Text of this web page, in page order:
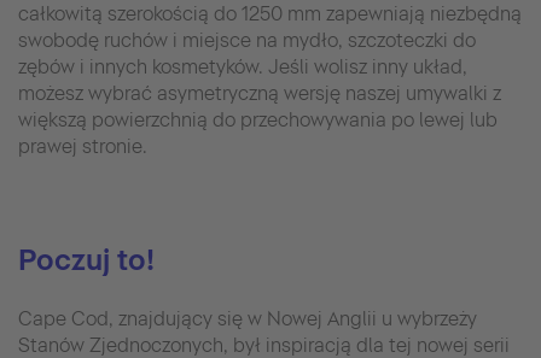
całkowitą szerokością do 1250 mm zapewniają niezbędną
swobodę ruchów i miejsce na mydło, szczoteczki do
zębów i innych kosmetyków. Jeśli wolisz inny układ,
możesz wybrać asymetryczną wersję naszej umywalki z
większą powierzchnią do przechowywania po lewej lub
prawej stronie.
Poczuj to!
Cape Cod, znajdujący się w Nowej Anglii u wybrzeży
Stanów Zjednoczonych, był inspiracją dla tej nowej serii